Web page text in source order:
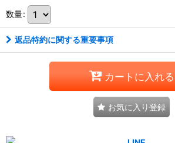
数量:
返品特約に関する重要事項
カートに入れる
お気に入り登録